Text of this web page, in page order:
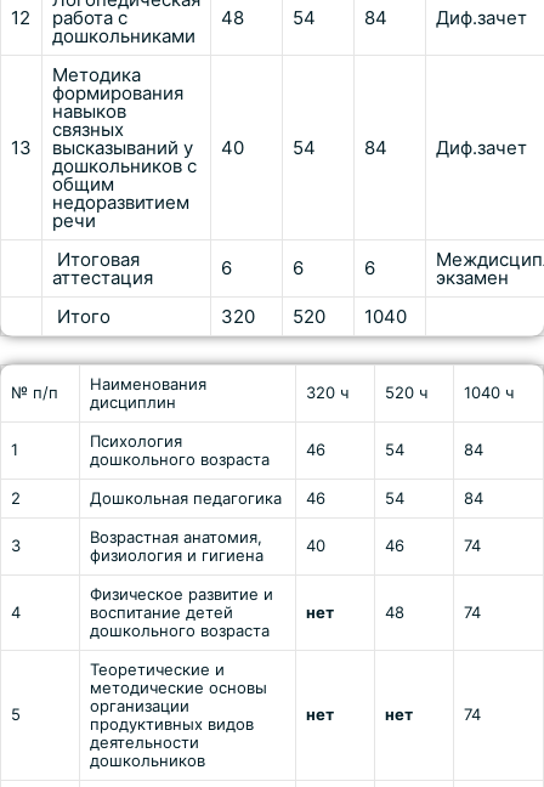
12 работа с
дошкольниками
48 54 84 Диф.зачет
13
Методика
формирования
навыков
связных
высказываний у
дошкольников с
общим
недоразвитием
речи
40 54 84 Диф.зачет
Итоговая
аттестация 6 6 6
экзамен
Итого
320 520 1040
№ п/п
Наименования
дисциплин
320 ч 520 ч 1040 ч
1
Психология
дошкольного возраста
46 54 84
2 Дошкольная педагогика 46 54 84
3
Возрастная анатомия,
физиология и гигиена
40 46 74
4
Физическое развитие и
воспитание детей
дошкольного возраста
нет 48 74
5
Теоретические и
методические основы
организации
продуктивных видов
деятельности
дошкольников
нет нет 74